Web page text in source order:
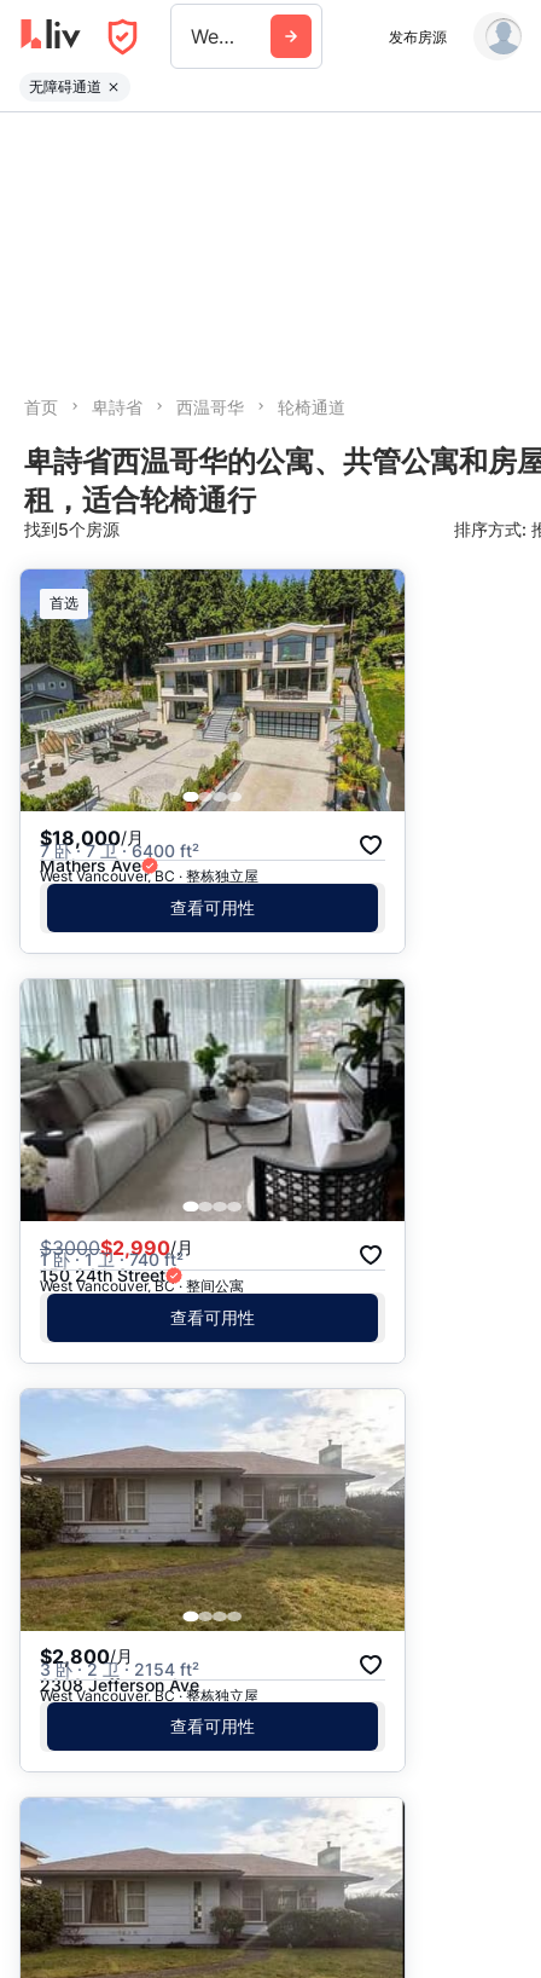
West Vancouver 发布房源
无障碍通道
首页 卑詩省 西温哥华 轮椅通道
卑詩省西温哥华的公寓、共管公寓和房
租，适合轮椅通行
找到5个房源 排序方式:
日期: 最新日期在前
日期: 过往日期在前
价格 - $$$ 到 $
价格 - $ 到 $$$
首选
$18,000/月
7 卧 · 7 卫 · 6400 ft²
Mathers Ave
West Vancouver, BC · 整栋独立屋
查看可用性
$3000$2,990/月
1 卧 · 1 卫 · 740 ft²
150 24th Street
West Vancouver, BC · 整间公寓
查看可用性
$2,800/月
3 卧 · 2 卫 · 2154 ft²
2308 Jefferson Ave
West Vancouver, BC · 整栋独立屋
查看可用性